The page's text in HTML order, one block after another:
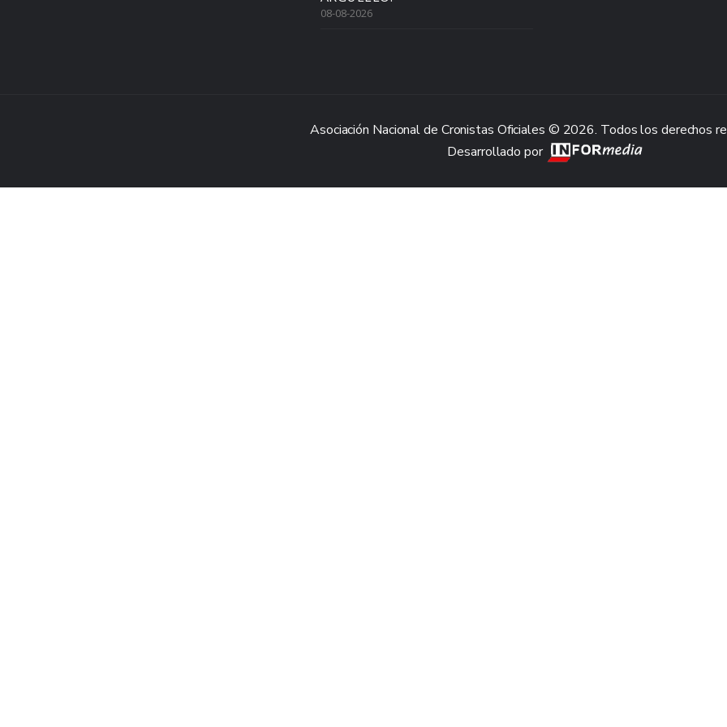
08-08-2026
Asociación Nacional de Cronistas Oficiales © 2026. Todos los derechos
Desarrollado por